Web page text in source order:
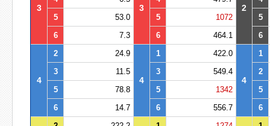
3 3 2
5
53.0 5 1072
5
6
7.3 6 464.1 6
4
2 24.9
4
1 422.0
4
1
3
11.5 3 549.4
2
5
78.8 5 1342
5
6
14.7 6 556.7 6